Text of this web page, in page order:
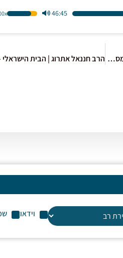
46:45
1.00x
הרב חננאל אתרוג | מחברון לירושלים | מסכת קידושין [4] | כ"ט אייר
וידאו